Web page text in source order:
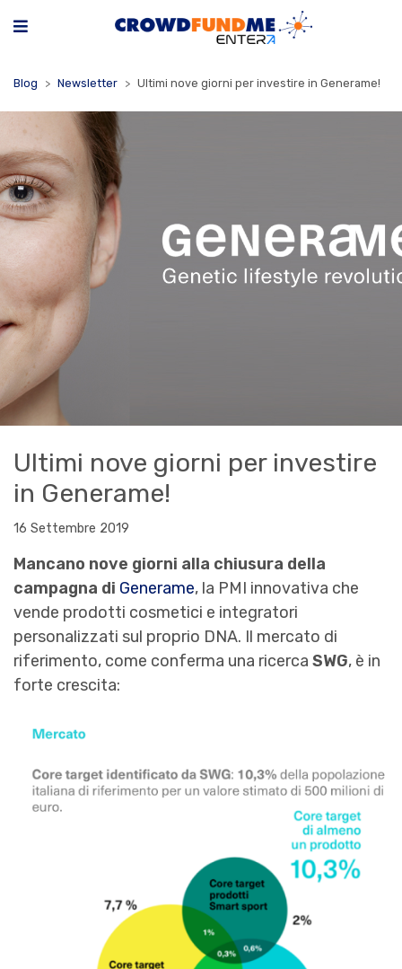
Blog Newsletter Ultimi nove giorni per investire in Generame!
Ultimi nove giorni per investire
in Generame!
16 Settembre 2019
Mancano nove giorni alla chiusura della
campagna di Generame, la PMI innovativa che
vende prodotti cosmetici e integratori
personalizzati sul proprio DNA. Il mercato di
riferimento, come conferma una ricerca SWG, è in
forte crescita: